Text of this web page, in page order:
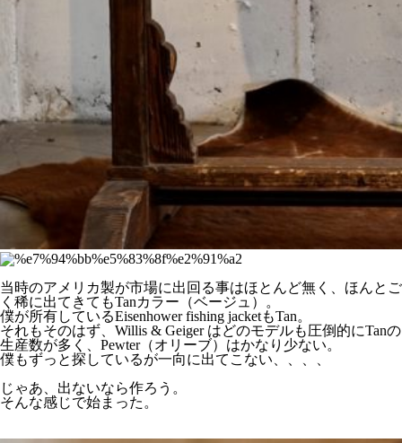
当時のアメリカ製が市場に出回る事はほとんど無く、ほんとご
く稀に出てきてもTanカラー（ベージュ）。
僕が所有しているEisenhower fishing jacketもTan。
それもそのはず、Willis & Geiger はどのモデルも圧倒的にTanの
生産数が多く、Pewter（オリーブ）はかなり少ない。
僕もずっと探しているが一向に出てこない、、、、
じゃあ、出ないなら作ろう。
そんな感じで始まった。